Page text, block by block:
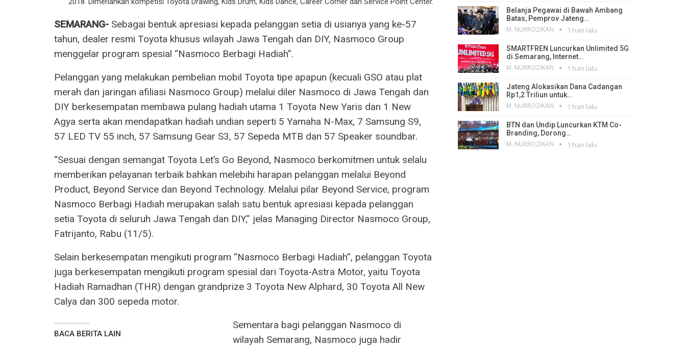
SEMARANG- Sebagai bentuk apresiasi kepada pelanggan setia di usianya yang ke-57
tahun, dealer resmi Toyota khusus wilayah Jawa Tengah dan DIY, Nasmoco Group
menggelar program spesial “Nasmoco Berbagi Hadiah”.
Pelanggan yang melakukan pembelian mobil Toyota tipe apapun (kecuali GSO atau plat
merah dan jaringan afiliasi Nasmoco Group) melalui diler Nasmoco di Jawa Tengah dan
DIY berkesempatan membawa pulang hadiah utama 1 Toyota New Yaris dan 1 New
Agya serta akan mendapatkan hadiah undian seperti 5 Yamaha N-Max, 7 Samsung S9,
57 LED TV 55 inch, 57 Samsung Gear S3, 57 Sepeda MTB dan 57 Speaker soundbar.
“Sesuai dengan semangat Toyota Let’s Go Beyond, Nasmoco berkomitmen untuk selalu
memberikan pelayanan terbaik bahkan melebihi harapan pelanggan melalui Beyond
Product, Beyond Service dan Beyond Technology. Melalui pilar Beyond Service, program
Nasmoco Berbagi Hadiah merupakan salah satu bentuk apresiasi kepada pelanggan
setia Toyota di seluruh Jawa Tengah dan DIY,” jelas Managing Director Nasmoco Group,
Fatrijanto, Rabu (11/5).
Selain berkesempatan mengikuti program “Nasmoco Berbagi Hadiah”, pelanggan Toyota
juga berkesempatan mengikuti program spesial dari Toyota-Astra Motor, yaitu Toyota
Hadiah Ramadhan (THR) dengan grandprize 3 Toyota New Alphard, 30 Toyota All New
Calya dan 300 sepeda motor.
BACA BERITA LAIN
Sementara bagi pelanggan Nasmoco di
wilayah Semarang, Nasmoco juga hadir
Belanja Pegawai di Bawah Ambang
Batas, Pemprov Jateng…
M. NURROZIKAN 1 hari lalu
SMARTFREN Luncurkan Unlimited 5G
di Semarang, Internet…
M. NURROZIKAN 1 hari lalu
Jateng Alokasikan Dana Cadangan
Rp1,2 Triliun untuk…
M. NURROZIKAN 1 hari lalu
BTN dan Undip Luncurkan KTM Co-
Branding, Dorong…
M. NURROZIKAN 1 hari lalu